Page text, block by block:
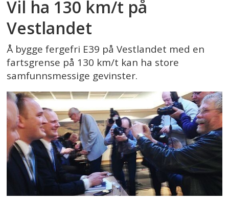
Vil ha 130 km/t på
Vestlandet
Å bygge fergefri E39 på Vestlandet med en
fartsgrense på 130 km/t kan ha store
samfunnsmessige gevinster.